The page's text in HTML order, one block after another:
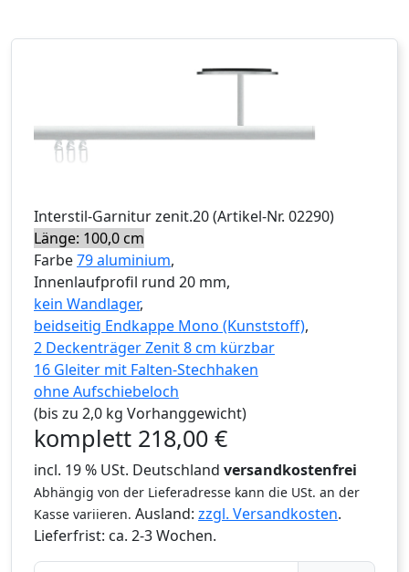
Interstil-Garniturzenit.20(Artikel-Nr. 02290)
Länge: 100,0 cm
Farbe79 aluminium,
Innenlaufprofil rund 20 mm,
kein Wandlager,
beidseitig Endkappe Mono (Kunststoff),
2 Deckenträger Zenit 8 cm kürzbar
16 Gleiter mit Falten-Stechhaken
ohne Aufschiebeloch
(bis zu 2,0 kg Vorhanggewicht)
komplett 218,00 €
incl. 19 % USt. Deutschland versandkostenfrei
Abhängig von der Lieferadresse kann die USt. an der
Kasse variieren. Ausland: zzgl. Versandkosten.
Lieferfrist: ca. 2-3 Wochen.